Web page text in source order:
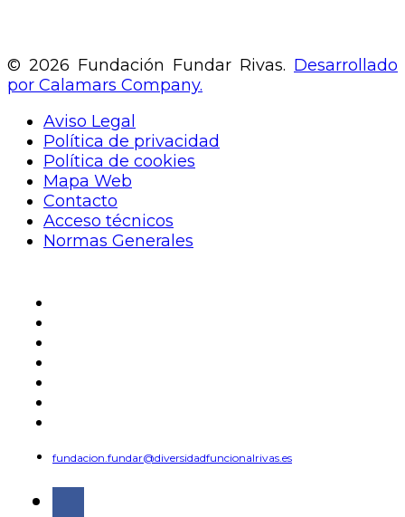
© 2026 Fundación Fundar Rivas. Desarrollado
por Calamars Company.
Aviso Legal
Política de privacidad
Política de cookies
Mapa Web
Contacto
Acceso técnicos
Normas Generales
fundacion.fundar@diversidadfuncionalrivas.es